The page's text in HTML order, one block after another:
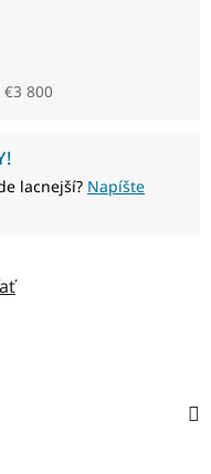
800
lacnejší? Napíšte